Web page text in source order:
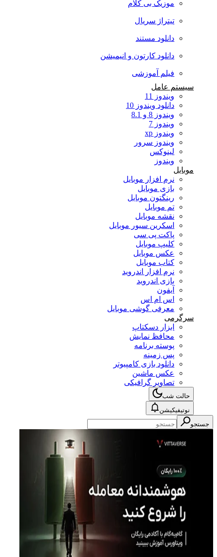
موزیک بی کلام
تیتراژ سریال
دانلود مستند
دانلود کارتون و انیمیشن
فیلم آموزشی
سیستم عامل
ویندوز 11
دانلود ویندوز 10
ویندوز 8 و 8.1
ویندوز 7
ویندوز xp
ویندوز سرور
لینوکس
ویندوز
موبایل
نرم افزار موبایل
بازی موبایل
رینگتون موبایل
تم موبایل
نقشه موبایل
اسکرین سیور موبایل
پاکت پی سی
کلیپ موبایل
عکس موبایل
کتاب موبایل
نرم افزار اندروید
بازی اندروید
آیفون
اس ام اس
معرفی گوشی موبایل
سرگرمی
ابزار دسکتاپ
محافظ نمایش
پوسته برنامه
پس زمینه
دانلود بازی کامپیوتر
عکس ماشین
تصاویر گرافیکی
حالت شب
نوتیفیکیشن
جستجو